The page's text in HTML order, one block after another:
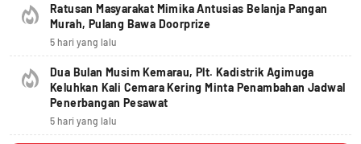
Ratusan Masyarakat Mimika Antusias Belanja Pangan
Murah, Pulang Bawa Doorprize
5 hari yang lalu
Dua Bulan Musim Kemarau, Plt. Kadistrik Agimuga
Keluhkan Kali Cemara Kering Minta Penambahan Jadwal
Penerbangan Pesawat
5 hari yang lalu